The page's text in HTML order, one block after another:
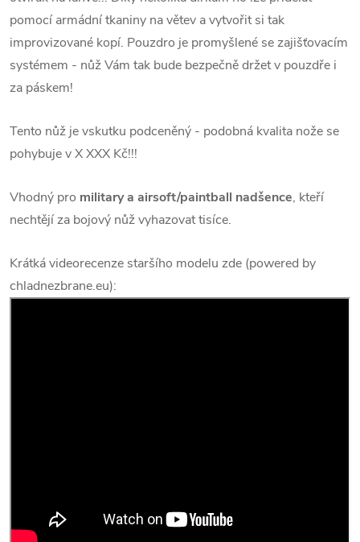
pomocí armádní tkaniny na větev a vytvořit si tak
improvizované kopí. Pouzdro je promyšlené se zajišťovacím
systémem - nůž Vám tak bude bezpečně držet v pouzdře i
za páskem!
Tento nůž je vskutku podceněný - podobná kvalita nože se
pohybuje v X XXX Kč!!!
Vhodný pro military a airsoft/paintball nadšence, kteří
nechtějí za bojový nůž vyhazovat tisíce.
Krátká videorecenze staršího modelu zde (powered by
chladnezbrane.eu):